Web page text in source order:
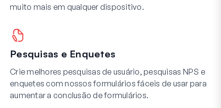
muito mais em qualquer dispositivo.
Pesquisas e Enquetes
Crie melhores pesquisas de usuário, pesquisas NPS e
enquetes com nossos formulários fáceis de usar para
aumentar a conclusão de formulários.